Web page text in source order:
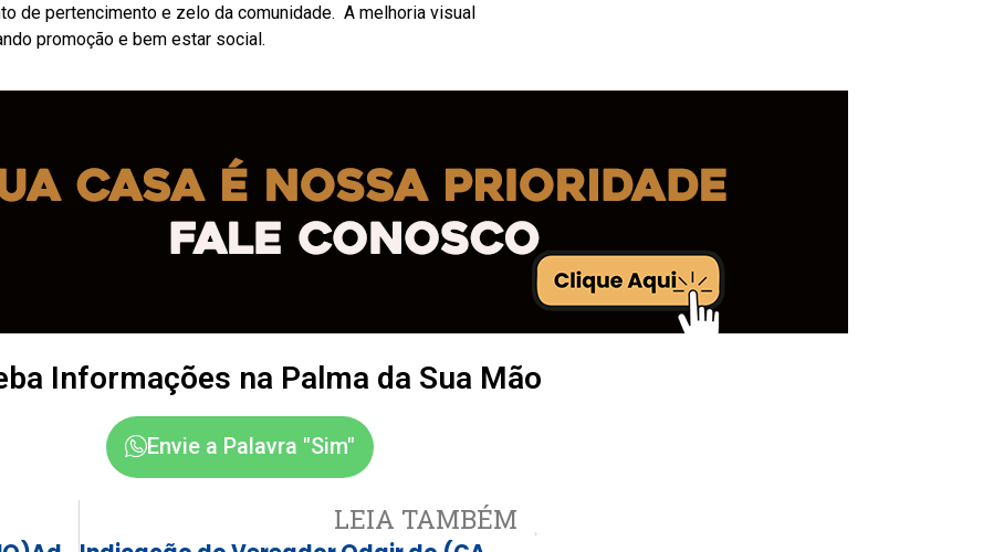
de pertencimento e zelo da comunidade. A melhoria visual
promoção e bem estar social.
Informações na Palma da Sua Mão
Envie a Palavra "Sim"
LEIA TAMBÉM